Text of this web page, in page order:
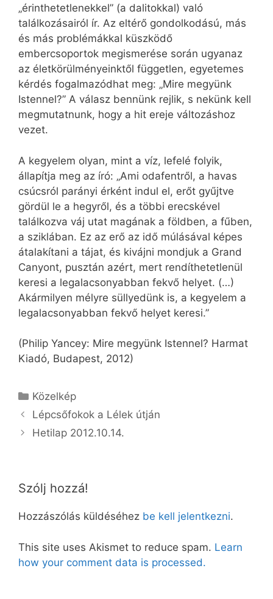
„érinthetetlenekkel” (a dalitokkal) való
találkozásairól ír. Az eltérő gondolkodású, más
és más problémákkal küszködő
embercsoportok megismerése során ugyanaz
az életkörülményeinktől független, egyetemes
kérdés fogalmazódhat meg: „Mire megyünk
Istennel?” A válasz bennünk rejlik, s nekünk kell
megmutatnunk, hogy a hit ereje változáshoz
vezet.
A kegyelem olyan, mint a víz, lefelé folyik,
állapítja meg az író: „Ami odafentről, a havas
csúcsról parányi érként indul el, erőt gyűjtve
gördül le a hegyről, és a többi erecskével
találkozva váj utat magának a földben, a fűben,
a sziklában. Ez az erő az idő múlásával képes
átalakítani a tájat, és kivájni mondjuk a Grand
Canyont, pusztán azért, mert rendíthetetlenül
keresi a legalacsonyabban fekvő helyet. (…)
Akármilyen mélyre süllyedünk is, a kegyelem a
legalacsonyabban fekvő helyet keresi.”
(Philip Yancey: Mire megyünk Istennel? Harmat
Kiadó, Budapest, 2012)
Kategória
Közelkép
Lépcsőfokok a Lélek útján
Hetilap 2012.10.14.
Szólj hozzá!
Hozzászólás küldéséhez be kell jelentkezni.
This site uses Akismet to reduce spam. Learn
how your comment data is processed.